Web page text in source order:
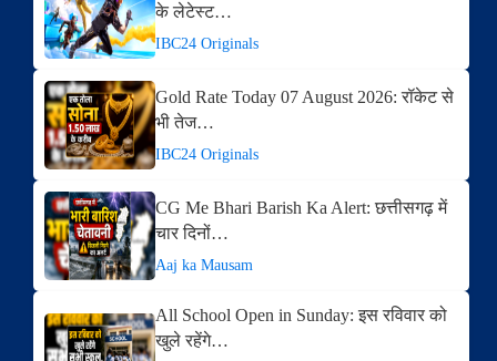
के लेटेस्ट…
IBC24 Originals
Gold Rate Today 07 August 2026: रॉकेट से
भी तेज…
IBC24 Originals
CG Me Bhari Barish Ka Alert: छत्तीसगढ़ में
चार दिनों…
Aaj ka Mausam
All School Open in Sunday: इस रविवार को
खुले रहेंगे…